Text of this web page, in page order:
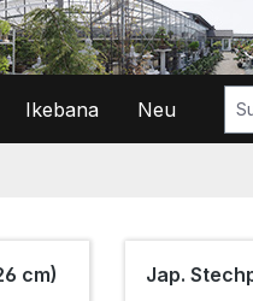
Ikebana Neu
cm) Jap.